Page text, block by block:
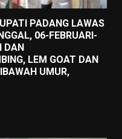
PADANG LAWAS
06-FEBRUARI-
DAN
LEM GOAT DAN
UMUR,